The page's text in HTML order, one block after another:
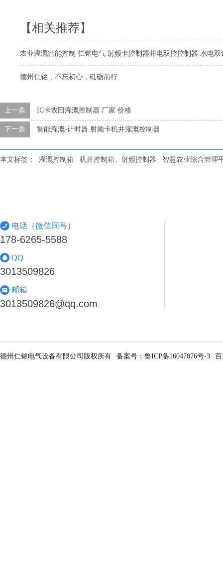
【相关推荐】
农业灌溉智能控制 仁铭电气 射频卡控制器井电双控控制器 水电
德州仁铭，不忘初心，砥砺前行
上一条 IC卡农田灌溉控制器 厂家 价格
下一条 智能灌溉-计时器 射频卡机井灌溉控制器
本文标签： 灌溉控制箱 机井控制箱、射频控制器 智慧农业综合管理
电话（微信同号）
178-6265-5588
QQ
3013509826
邮箱
3013509826@qq.com
德州仁铭电气设备有限公司版权所有 备案号： 鲁ICP备16047876号-3